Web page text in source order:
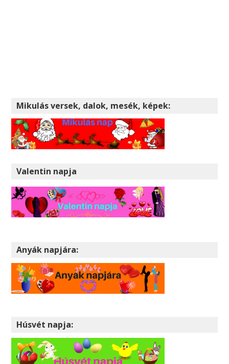
Mikulás versek, dalok, mesék, képek:
Valentin napja
Anyák napjára:
Húsvét napja: